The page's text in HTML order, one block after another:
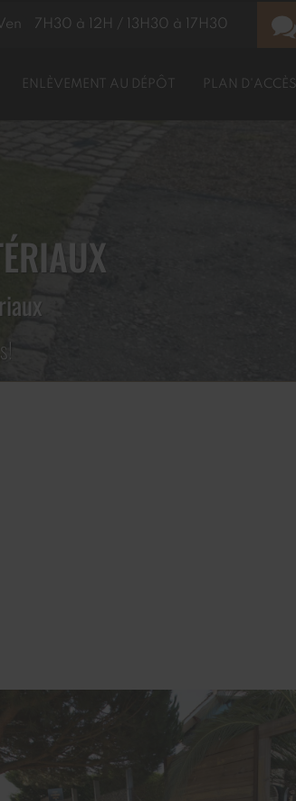
7H30 à 12H / 13H30 à 17H30
ENLÈVEMENT AU DÉPÔT PLAN D'ACCÈS